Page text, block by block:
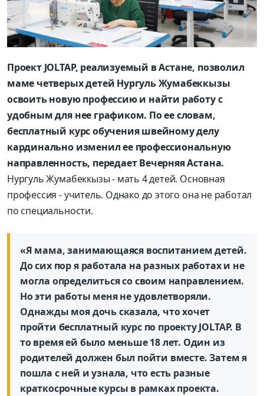
Проект JOLTAP, реализуемый в Астане, позволил
маме четверых детей Нургуль Жумабеккызы
освоить новую профессию и найти работу с
удобным для нее графиком. По ее словам,
бесплатный курс обучения швейному делу
кардинально изменил ее профессиональную
направленность, передает Вечерняя Астана.
Нургуль Жумабеккызы - мать 4 детей. Основная
профессия - учитель. Однако до этого она не работал
по специальности.
«Я мама, занимающаяся воспитанием детей.
До сих пор я работала на разных работах и не
могла определиться со своим направлением.
Но эти работы меня не удовлетворяли.
Однажды моя дочь сказала, что хочет
пройти бесплатный курс по проекту JOLTAP. В
то время ей было меньше 18 лет. Один из
родителей должен был пойти вместе. Затем я
пошла с ней и узнала, что есть разные
краткосрочные курсы в рамках проекта.